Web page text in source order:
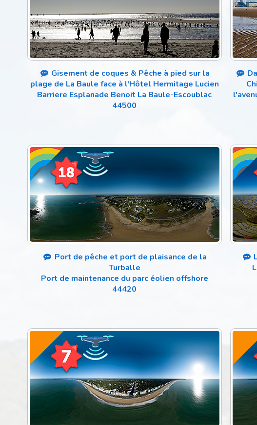
Gisement de coques & Pêche à pied sur la
plage de La Baule face à l'Hôtel Hermitage Lucien
Barriere Esplanade Benoit La Baule-Escoublac
44500
Port de pêche et port de plaisance de la
Turballe
Port de maintenance du parc éolien offshore
44420